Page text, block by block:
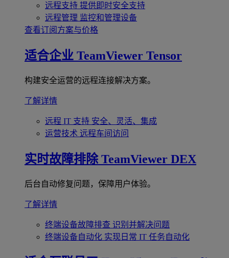
远程支持 提供即时安全支持
远程管理 监控和管理设备
查看订阅方案与价格
适合企业 TeamViewer Tensor
构建安全运营的远程连接解决方案。
了解详情
远程 IT 支持 安全、灵活、集成
运营技术 远程车间访问
实时故障排除 TeamViewer DEX
后台自动修复问题，保障用户体验。
了解详情
终端设备故障排查 识别并解决问题
终端设备自动化 实现日常 IT 任务自动化